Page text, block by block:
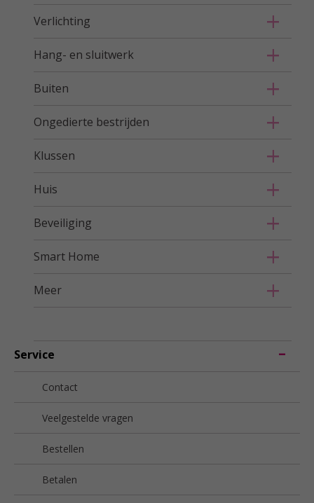
Verlichting
Hang- en sluitwerk
Buiten
Ongedierte bestrijden
Klussen
Huis
Beveiliging
Smart Home
Meer
Service
Contact
Veelgestelde vragen
Bestellen
Betalen